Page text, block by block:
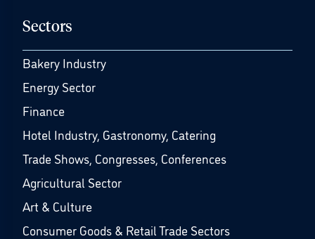
Sectors
Bakery Industry
Energy Sector
Finance
Hotel Industry, Gastronomy, Catering
Trade Shows, Congresses, Conferences
Agricultural Sector
Art & Culture
Consumer Goods & Retail Trade Sectors